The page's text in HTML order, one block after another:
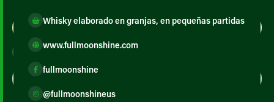
Map View List View
Whisky elaborado en granjas, en pequeñas partidas
www.fullmoonshine.com
fullmoonshine
@fullmoonshineus